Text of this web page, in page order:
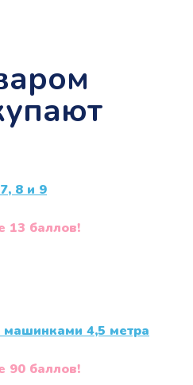
8 и 9
13 баллов!
машинками 4,5 метра
90 баллов!